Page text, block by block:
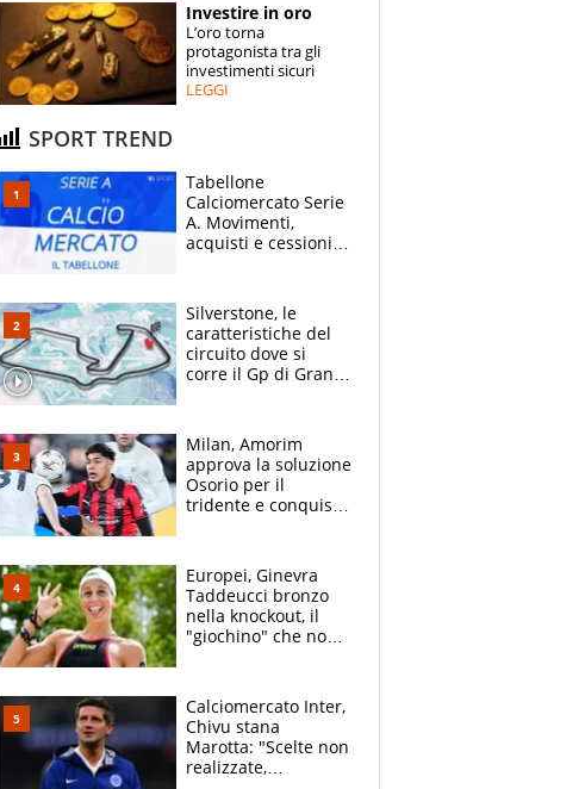
SPECIALI
ESPERTI
Investire in oro
L’oro torna
protagonista tra gli
investimenti sicuri
LEGGI
SPORT TREND
Tabellone
Calciomercato Serie
A. Movimenti,
acquisti e cessioni:
Silverstone, le
caratteristiche del
circuito dove si
corre il Gp di Gran
Milan, Amorim
approva la soluzione
Osorio per il
tridente e conquista
Allegri
Europei, Ginevra
Taddeucci bronzo
nella knockout, il
"giochino" che non
Calciomercato Inter,
Chivu stana
Marotta: "Scelte non
realizzate,